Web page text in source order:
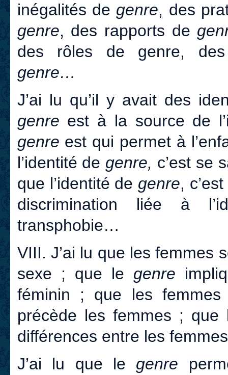
inégalités de genre, des
genre, des rapports de
des rôles de genre, des
genre…
J’ai lu qu’il y avait des
genre est à la source de
genre est qui permet à
l’identité de genre, c’est se
que l’identité de genre,
discrimination liée à
transphobie…
VIII. J’ai lu que les femmes
sexe ; que le genre
féminin ; que les femmes
précède les femmes ;
différences entre les
J’ai lu que le genre